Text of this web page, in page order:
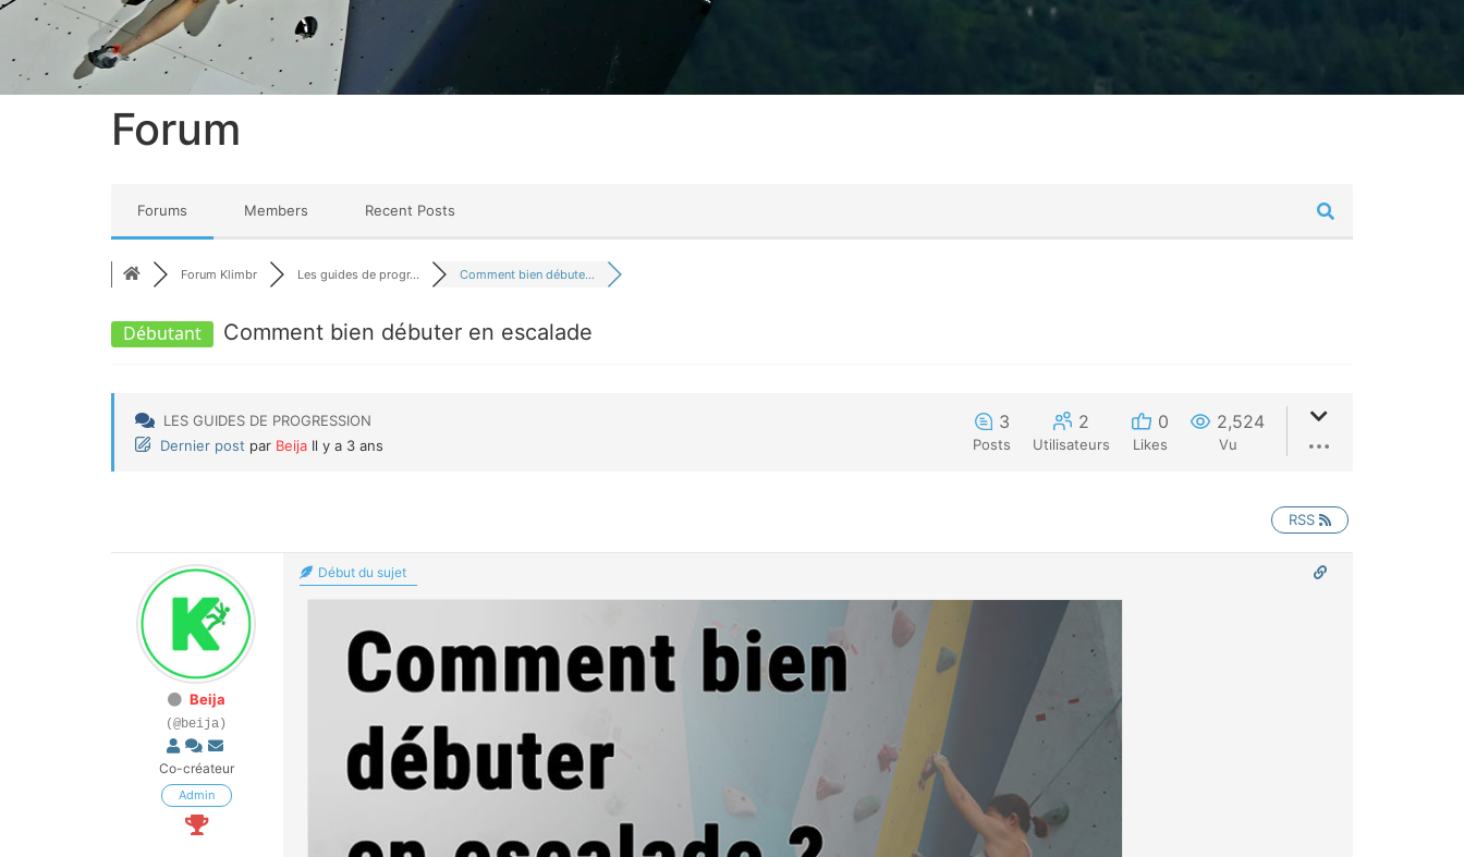
Forum
Forums Members Recent Posts
Forum Klimbr Les guides de progr... Comment bien débute...
Débutant Comment bien débuter en escalade
LES GUIDES DE PROGRESSION
Dernier post par Beija Il y a 3 ans
3
Posts
2
Utilisateurs
0
Likes
2,524
Vu
RSS
Beija
(@beija)
Co-créateur
Admin
Début du sujet